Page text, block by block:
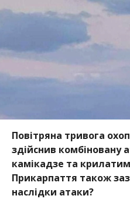
Повітряна тривога
здійснив комбіновану
камікадзе та
Прикарпаття також
наслідки атаки?